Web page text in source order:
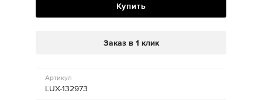
Купить
Заказ в 1 клик
Артикул
LUX-132973